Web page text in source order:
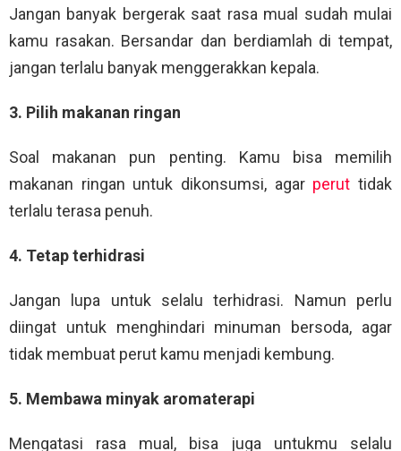
Jangan banyak bergerak saat rasa mual sudah mulai
kamu rasakan. Bersandar dan berdiamlah di tempat,
jangan terlalu banyak menggerakkan kepala.
3. Pilih makanan ringan
Soal makanan pun penting. Kamu bisa memilih
makanan ringan untuk dikonsumsi, agar perut tidak
terlalu terasa penuh.
4. Tetap terhidrasi
Jangan lupa untuk selalu terhidrasi. Namun perlu
diingat untuk menghindari minuman bersoda, agar
tidak membuat perut kamu menjadi kembung.
5. Membawa minyak aromaterapi
Mengatasi rasa mual, bisa juga untukmu selalu